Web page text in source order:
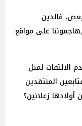
فالذين
على مواقع
لمثل
المنتقدين
زعلانين؟